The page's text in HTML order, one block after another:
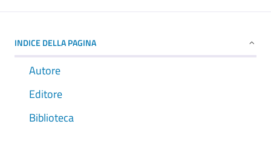
INDICE DELLA PAGINA
Autore
Editore
Biblioteca